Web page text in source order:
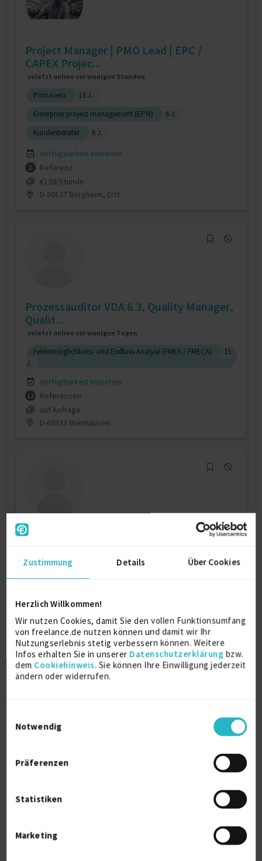
Zustimmung Details Über Cookies
Herzlich Willkommen!
Wir nutzen Cookies, damit Sie den vollen Funktionsumfang
von freelance.de nutzen können und damit wir Ihr
Nutzungserlebnis stetig verbessern können. Weitere
Infos erhalten Sie in unserer Datenschutzerklärung bzw.
dem Cookiehinweis. Sie können Ihre Einwilligung jederzeit
ändern oder widerrufen.
Notwendig
Präferenzen
Statistiken
Marketing
Project Manager | PMO Lead | EPC /
CAPEX Projec...
zuletzt online vor wenigen Stunden
Primavera
13 J.
Enterprise project management (EPM)
6 J.
Kundenberater
6 J.
Verfügbarkeit einsehen
1
Referenz
€120/Stunde
D-50127 Bergheim, Erft
Prozessauditor VDA 6.3, Quality Manager,
Qualit...
zuletzt online vor wenigen Tagen
Fehlermöglichkeits- und Einfluss-Analyse (FMEA / FMECA)
15
J.
Verfügbarkeit einsehen
12
Referenzen
auf Anfrage
D-63533 Mainhausen
Project and Programme management
Agile Methodologie
18 J.
Verfügbarkeit einsehen
0
Referenzen
auf Anfrage
A-1010 Klein-Wien
E-Commerce Experte ++ 20 Jahre
E-Commerce
Digitale Transformation